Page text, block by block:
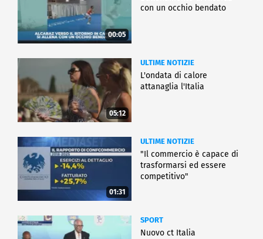
00:05
con un occhio bendato
05:12
ULTIME NOTIZIE
L'ondata di calore
attanaglia l'Italia
01:31
ULTIME NOTIZIE
"Il commercio è capace di
trasformarsi ed essere
competitivo"
SPORT
Nuovo ct Italia